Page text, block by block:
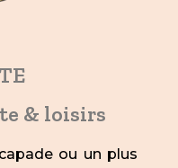
& loisirs
ou un plus